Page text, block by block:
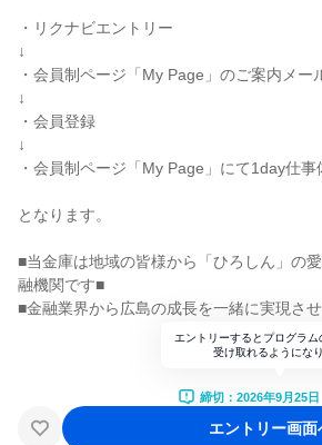
・リクナビエントリー
↓
・会員制ページ「My Page」のご案内メー
↓
・会員登録
↓
・会員制ページ「My Page」にて1day仕
となります。
■当金庫は地域の皆様から「ひろしん」の
融機関です■
■金融業界から広島の成長を一緒に実現さ
エントリーするとプログラム
受け取れるようにな
締切：2026年9月25日
エントリー画面